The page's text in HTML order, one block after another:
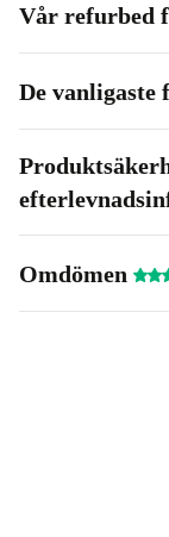
Vår refurbed
De vanligaste
Omdömen